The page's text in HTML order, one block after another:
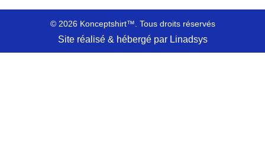
© 2026 Konceptshirt™. Tous droits réservés
Site réalisé & hébergé par Linadsys